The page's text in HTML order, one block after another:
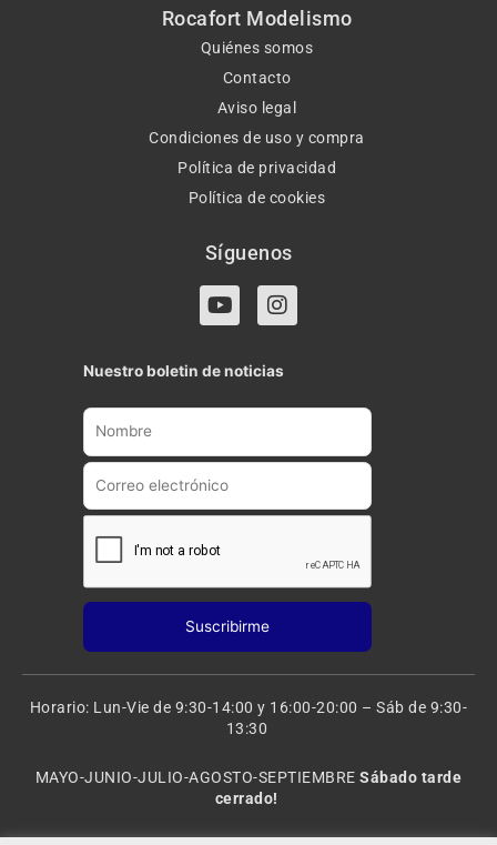
Rocafort Modelismo
Quiénes somos
Contacto
Aviso legal
Condiciones de uso y compra
Política de privacidad
Política de cookies
Síguenos
Y
o
t
u
b
I
n
t
a
g
a
Nuestro boletin de noticias
Horario: Lun-Vie de 9:30-14:00 y 16:00-20:00 – Sáb de 9:30-
13:30
MAYO-JUNIO-JULIO-AGOSTO-SEPTIEMBRESábado tarde
cerrado!